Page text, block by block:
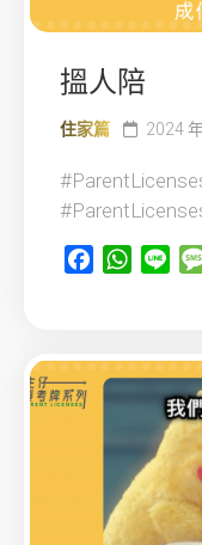
搵人陪
住家篇 2024
Facebook Line